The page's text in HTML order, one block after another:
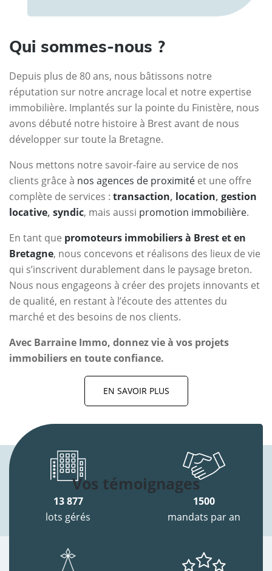
Qui sommes-nous ?
Depuis plus de 80 ans, nous bâtissons notre
réputation sur notre ancrage local et notre expertise
immobilière. Implantés sur la pointe du Finistère, nous
avons débuté notre histoire à Brest avant de nous
développer sur toute la Bretagne.
Nous mettons notre savoir-faire au service de nos
clients grâce à nos agences de proximité et une offre
complète de services : transaction, location, gestion
locative, syndic, mais aussi promotion immobilière.
En tant que promoteurs immobiliers à Brest et en
Bretagne, nous concevons et réalisons des lieux de vie
qui s’inscrivent durablement dans le paysage breton.
Nous nous engageons à créer des projets innovants et
de qualité, en restant à l’écoute des attentes du
marché et des besoins de nos clients.
Avec Barraine Immo, donnez vie à vos projets
immobiliers en toute confiance.
EN SAVOIR PLUS
Vos témoignages
13 877
lots gérés
1500
mandats par an